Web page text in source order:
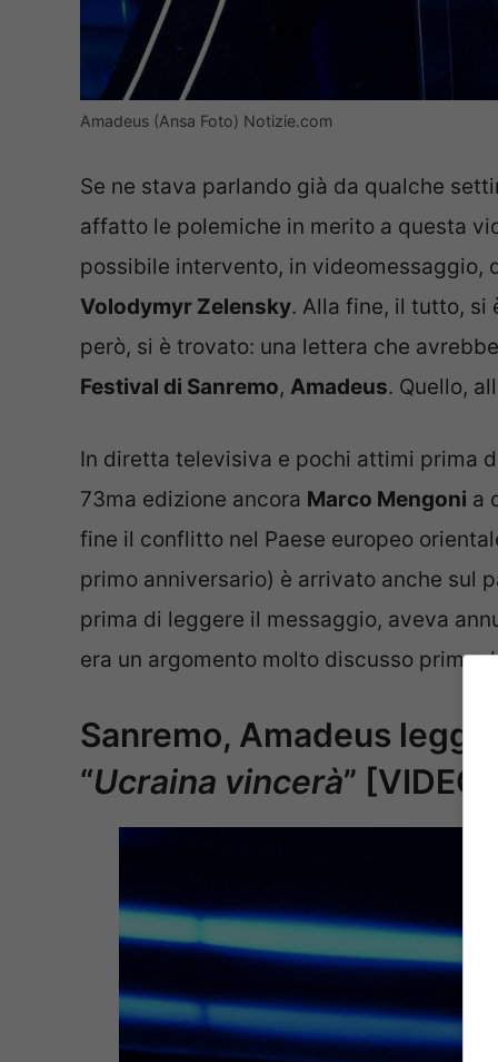
Amadeus (Ansa Foto) Notizie.com
Se ne stava parlando già da qualche
affatto le polemiche in merito a questa
possibile intervento, in videomessaggio,
Volodymyr Zelensky. Alla fine, il tutto, si
però, si è trovato: una lettera che
Festival di Sanremo, Amadeus. Quello,
In diretta televisiva e pochi attimi prima
73ma edizione ancora Marco Mengoni a
fine il conflitto nel Paese europeo
primo anniversario) è arrivato anche sul
prima di leggere il messaggio, aveva
era un argomento molto discusso prima
Sanremo, Amadeus
“Ucraina vincerà” [VIDEO]